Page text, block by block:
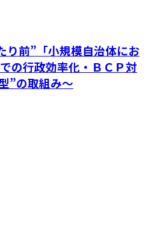
り前”「小規模自治体にお
の行政効率化・ＢＣＰ対
”の取組み～